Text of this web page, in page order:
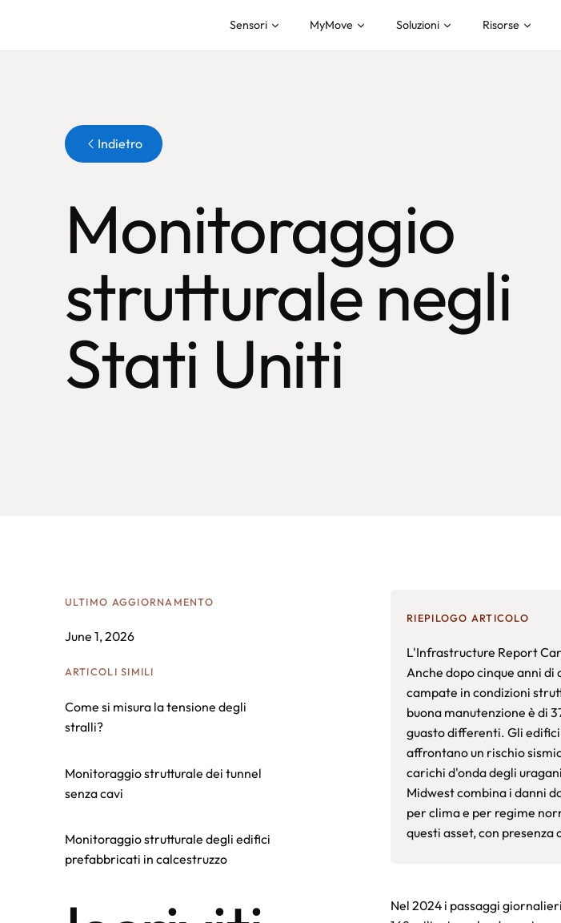
Sensori MyMove Soluzioni Risorse
Indietro
Monitoraggio
strutturale negli
Stati Uniti
ULTIMO AGGIORNAMENTO
June 1, 2026
ARTICOLI SIMILI
Come si misura la tensione degli
stralli?
Monitoraggio strutturale dei tunnel
senza cavi
Monitoraggio strutturale degli edifici
prefabbricati in calcestruzzo
RIEPILOGO ARTICOLO
L'Infrastructure Report
Anche dopo cinque anni
campate in condizioni
buona manutenzione è di
guasto differenti. Gli
affrontano un rischio
carichi d'onda degli
Midwest combina i danni
per clima e per regime
questi asset, con
Nel 2024 i passaggi